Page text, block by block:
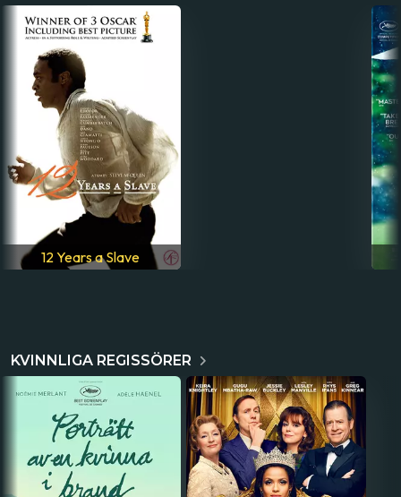
12 Years a Slave
KVINNLIGA REGISSÖRER